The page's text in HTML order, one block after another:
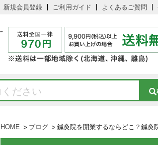
新規会員登録 ご利用ガイド よくあるご質問
HOME ブログ 鍼灸院を開業するならどこ？鍼灸